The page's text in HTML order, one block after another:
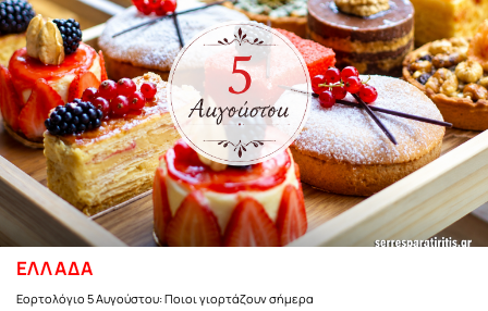
ΕΛΛΑΔΑ
Εορτολόγιο 5 Αυγούστου: Ποιοι γιορτάζουν σήμερα